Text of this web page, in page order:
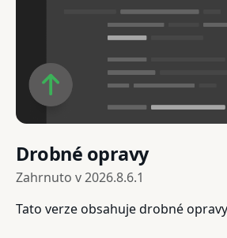
Drobné opravy
Zahrnuto v2026.8.6.1
Tato verze obsahuje drobné